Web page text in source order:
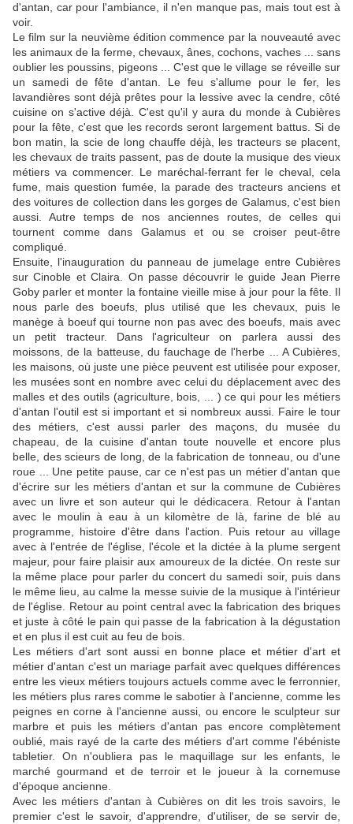
d'antan, car pour l'ambiance, il n'en manque pas, mais tout est à
voir.
Le film sur la neuvième édition commence par la nouveauté avec
les animaux de la ferme, chevaux, ânes, cochons, vaches ... sans
oublier les poussins, pigeons ... C'est que le village se réveille sur
un samedi de fête d'antan. Le feu s'allume pour le fer, les
lavandières sont déjà prêtes pour la lessive avec la cendre, côté
cuisine on s'active déjà. C'est qu'il y aura du monde à Cubières
pour la fête, c'est que les records seront largement battus. Si de
bon matin, la scie de long chauffe déjà, les tracteurs se placent,
les chevaux de traits passent, pas de doute la musique des vieux
métiers va commencer. Le maréchal-ferrant fer le cheval, cela
fume, mais question fumée, la parade des tracteurs anciens et
des voitures de collection dans les gorges de Galamus, c'est bien
aussi. Autre temps de nos anciennes routes, de celles qui
tournent comme dans Galamus et ou se croiser peut-être
compliqué.
Ensuite, l'inauguration du panneau de jumelage entre Cubières
sur Cinoble et Claira. On passe découvrir le guide Jean Pierre
Goby parler et monter la fontaine vieille mise à jour pour la fête. Il
nous parle des boeufs, plus utilisé que les chevaux, puis le
manège à boeuf qui tourne non pas avec des boeufs, mais avec
un petit tracteur. Dans l'agriculteur on parlera aussi des
moissons, de la batteuse, du fauchage de l'herbe ... A Cubières,
les maisons, où juste une pièce peuvent est utilisée pour exposer,
les musées sont en nombre avec celui du déplacement avec des
malles et des outils (agriculture, bois, ... ) ce qui pour les métiers
d'antan l'outil est si important et si nombreux aussi. Faire le tour
des métiers, c'est aussi parler des maçons, du musée du
chapeau, de la cuisine d'antan toute nouvelle et encore plus
belle, des scieurs de long, de la fabrication de tonneau, ou d'une
roue ... Une petite pause, car ce n'est pas un métier d'antan que
d'écrire sur les métiers d'antan et sur la commune de Cubières
avec un livre et son auteur qui le dédicacera. Retour à l'antan
avec le moulin à eau à un kilomètre de là, farine de blé au
programme, histoire d'être dans l'action. Puis retour au village
avec à l'entrée de l'église, l'école et la dictée à la plume sergent
majeur, pour faire plaisir aux amoureux de la dictée. On reste sur
la même place pour parler du concert du samedi soir, puis dans
le même lieu, au calme la messe suivie de la musique à l'intérieur
de l'église. Retour au point central avec la fabrication des briques
et juste à côté le pain qui passe de la fabrication à la dégustation
et en plus il est cuit au feu de bois.
Les métiers d'art sont aussi en bonne place et métier d'art et
métier d'antan c'est un mariage parfait avec quelques différences
entre les vieux métiers toujours actuels comme avec le ferronnier,
les métiers plus rares comme le sabotier à l'ancienne, comme les
peignes en corne à l'ancienne aussi, ou encore le sculpteur sur
marbre et puis les métiers d'antan pas encore complètement
oublié, mais rayé de la carte des métiers d'art comme l'ébéniste
tabletier. On n'oubliera pas le maquillage sur les enfants, le
marché gourmand et de terroir et le joueur à la cornemuse
d'époque ancienne.
Avec les métiers d'antan à Cubières on dit les trois savoirs, le
premier c'est le savoir, d'apprendre, d'utiliser, de se servir de,